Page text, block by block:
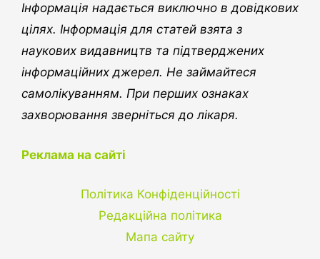
Інформація надається виключно в довідкових
цілях. Інформація для статей взята з
наукових видавництв та підтверджених
інформаційних джерел. Не займайтеся
самолікуванням. При перших ознаках
захворювання зверніться до лікаря.
Реклама на сайті
Політика Конфіденційності
Редакційна політика
Мапа сайту